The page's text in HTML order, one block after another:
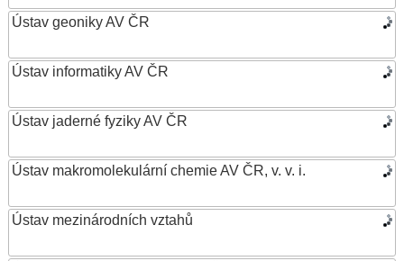
Ústav geoniky AV ČR
Ústav informatiky AV ČR
Ústav jaderné fyziky AV ČR
Ústav makromolekulární chemie AV ČR, v. v. i.
Ústav mezinárodních vztahů